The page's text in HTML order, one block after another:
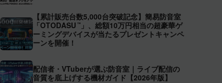
【累計販売台数5,000台突破記念】簡易防音室
「OTODASU ™ 」、総額10万円相当の超豪華ゲ
ーミングデバイスが当たるプレゼントキャンペ
ーンを開催！
配信者・VTuberが選ぶ防音室｜ライブ配信の
音質を底上げする機材ガイド【2026年版】